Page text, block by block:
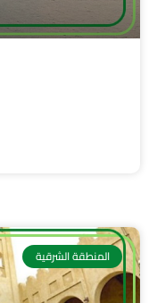
المنطقة الشرقية